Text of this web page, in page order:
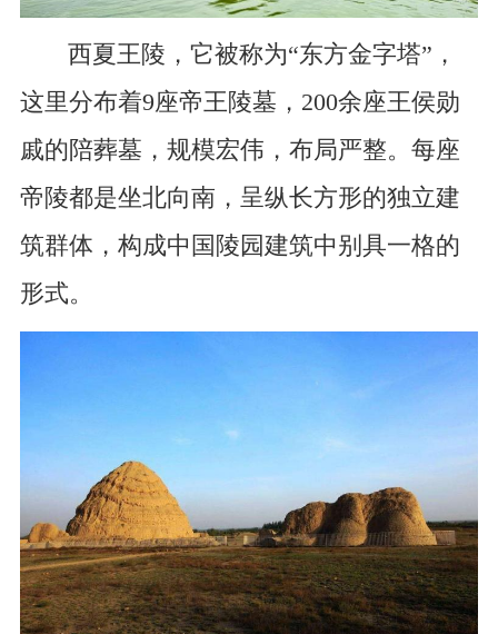
西夏王陵，它被称为“东方金字塔”，
这里分布着9座帝王陵墓，200余座王侯勋
戚的陪葬墓，规模宏伟，布局严整。每座
帝陵都是坐北向南，呈纵长方形的独立建
筑群体，构成中国陵园建筑中别具一格的
形式。